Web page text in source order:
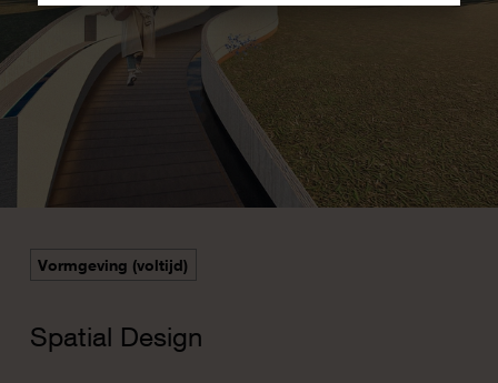
Vormgeving (voltijd)
Spatial Design